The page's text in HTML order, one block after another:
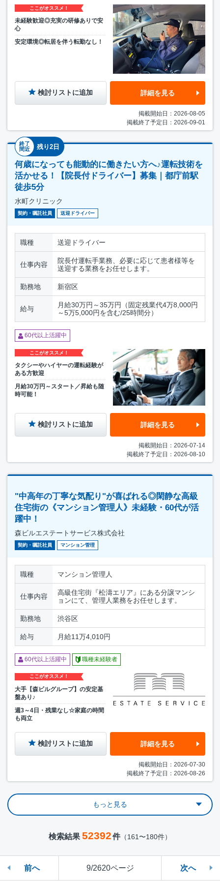
ここがオススメ！
未経験歓迎◎充実の研修ありで安
心
安定環境◎転居を伴う転勤なし！
検討リストに追加 詳細を見る
掲載開始日：2026-08-05
掲載終了予定日：2026-09-01
終了
間近
残り2日
何歳になっても能動的に働きたい方へ♪運転技術を
活かせる！【院長付ドライバー】募集｜都庁前駅
徒歩5分
水町クリニック
契約・嘱託社員 送迎ドライバー
職種 送迎ドライバー
仕事内容
院長付運転手業務、必要に応じて患者様等を
送迎する業務をお任せします。
勤務地 新宿区
給与
月給30万円～35万円（固定残業代4万8,000円
～5万5,000円を含む/25時間分）
60代以上活躍中
ここがオススメ！
タクシーやハイヤーの運転経験が
ある方歓迎
月給30万円～スタート／昇給も随
時可能！
検討リストに追加 詳細を見る
掲載開始日：2026-07-14
掲載終了予定日：2026-08-10
"中高年の丁寧な気配り"が喜ばれる◎閑静な高級
住宅街の《マンション管理人》未経験・60代が活
躍中！
森ビルエステートサービス株式会社
契約・嘱託社員 マンション管理
職種 マンション管理人
仕事内容
高級住宅街『松濤エリア』にある分譲マンシ
ョンにて、管理人業務をお任せします。
勤務地 渋谷区
給与 月給11万4,010円
60代以上活躍中 職種未経験者
ここがオススメ！
大手【森ビルグループ】の安定基
盤あり♪
週3～4日・残業なし☆家庭の時間
も両立
検討リストに追加 詳細を見る
掲載開始日：2026-07-30
掲載終了予定日：2026-08-26
もっと見る
検索結果 52392件（161〜180件）
前へ 9/2620ページ 次へ